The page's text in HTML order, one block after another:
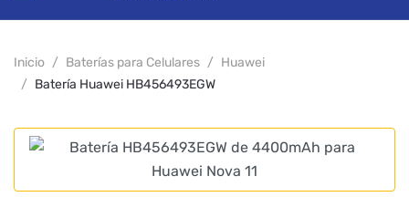
Inicio Baterías para Celulares
Huawei
Batería Huawei HB456493EGW